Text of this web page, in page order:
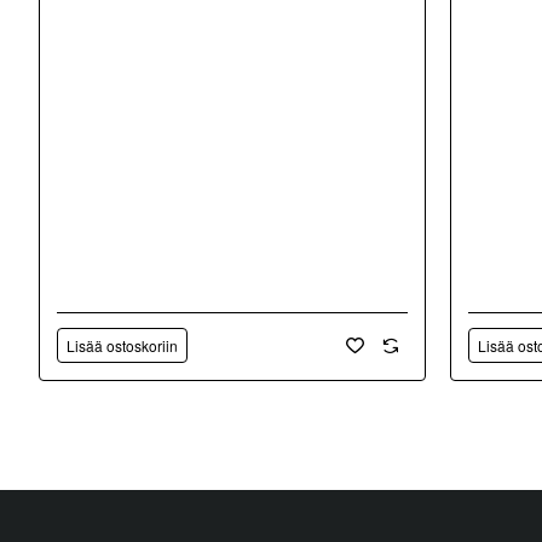
Lisää ostoskoriin Lisää